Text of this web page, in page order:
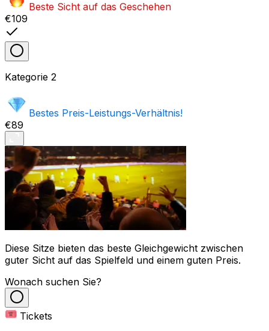
Beste Sicht auf das Geschehen
€109
Kategorie 2
Bestes Preis-Leistungs-Verhältnis!
€89
Diese Sitze bieten das beste Gleichgewicht zwischen
guter Sicht auf das Spielfeld und einem guten Preis.
Wonach suchen Sie?
Tickets